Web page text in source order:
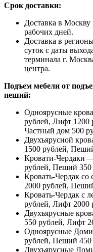
Срок доставки:
Доставка в
рабочих дней.
Доставка в
суток с даты
терминала г.
центра.
Подъем мебели от
пеший:
Одноярусные
рублей, Лифт 1200
Частный дом 500
Двухъярусной
1500 рублей,
Кровати-Чердаки
рублей, Пеший 350
Кровать-Чердак
2000 рублей,
Кровать-Чердак с
рублей, Лифт 2000
Двухъярусные
550 рублей, Лифт
Одноярусные
рублей, Пеший 450
Двухъярусные